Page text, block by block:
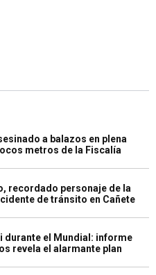
a balazos en plena
metros de la Fiscalía
recordado personaje de la
de tránsito en Cañete
durante el Mundial: informe
revela el alarmante plan